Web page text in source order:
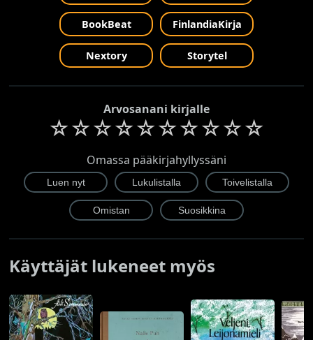
BookBeat FinlandiaKirja
Nextory Storytel
Arvosanani kirjalle
☆☆☆☆☆☆☆☆☆☆
Omassa pääkirjahyllyssäni
Käyttäjät lukeneet myös